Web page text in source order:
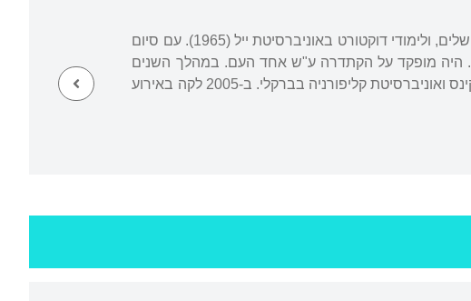
נולד והתחנך בירושלים, השלים לימודי תואר ראשון ושני באוניברסיטה העברית בירושלים, ולימודי דוקטורט באוניברסיטת ייל (1965). עם סיום
הדוקטורט לימד במחלקה לפילוסופיה באוניברסיטה העברית עד לפרישתו ב-2003. היה מופקד על הקתדרה ע"ש אחד העם. במהלך השנים
כיהן בתפקידים שונים באוניברסיטאות צמרת אמריקניות, בהן הרווארד, ג'והנס הופקינס ואוניברסיטת קליפורניה בברקלי. ב-2005 לקה באירוע